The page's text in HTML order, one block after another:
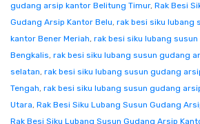
gudang arsip kantor Belitung Timur, Rak Besi
Gudang Arsip Kantor Belu, rak besi siku lubang
kantor Bener Meriah, rak besi siku lubang
Bengkalis, rak besi siku lubang susun gudang
selatan, rak besi siku lubang susun gudang
Tengah, rak besi siku lubang susun gudang
Utara, Rak Besi Siku Lubang Susun Gudang
Rak Besi Siku Lubang Susun Gudang Arsip